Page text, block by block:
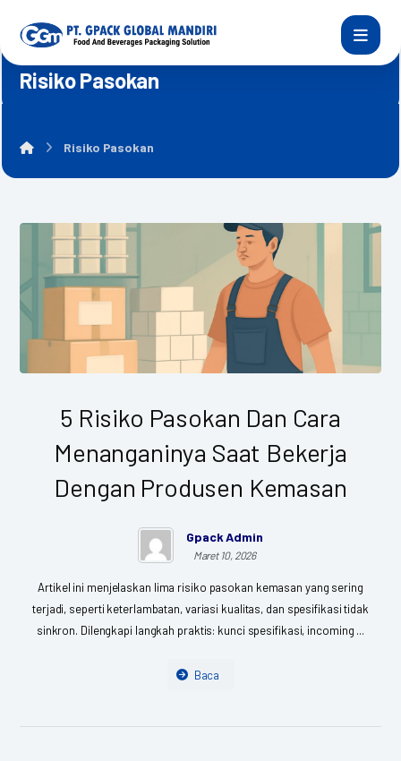
Risiko Pasokan
Risiko Pasokan
5 Risiko Pasokan Dan Cara
Menanganinya Saat Bekerja
Dengan Produsen Kemasan
Gpack Admin
Maret 10, 2026
Artikel ini menjelaskan lima risiko pasokan kemasan yang sering
terjadi, seperti keterlambatan, variasi kualitas, dan spesifikasi tidak
sinkron. Dilengkapi langkah praktis: kunci spesifikasi, incoming ...
Baca